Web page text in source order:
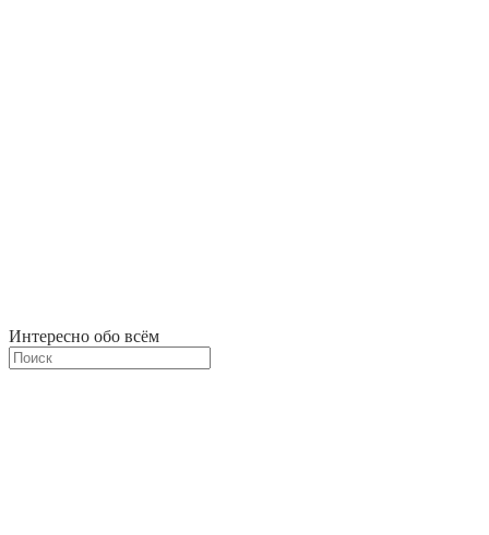
Интересно обо всём